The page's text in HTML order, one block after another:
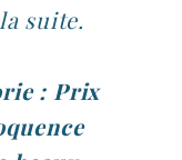
suite.
: Prix